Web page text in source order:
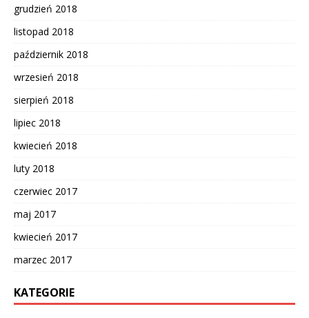
grudzień 2018
listopad 2018
październik 2018
wrzesień 2018
sierpień 2018
lipiec 2018
kwiecień 2018
luty 2018
czerwiec 2017
maj 2017
kwiecień 2017
marzec 2017
KATEGORIE